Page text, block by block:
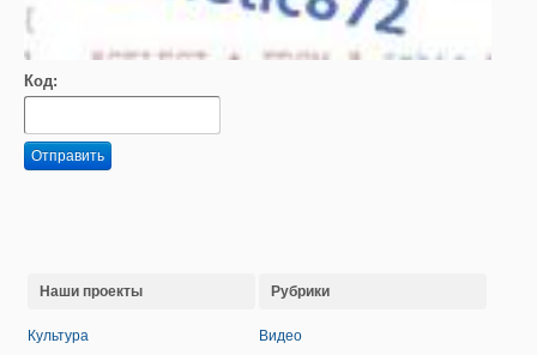
Код:
Отправить
Наши проекты
Культура
Рубрики
Видео